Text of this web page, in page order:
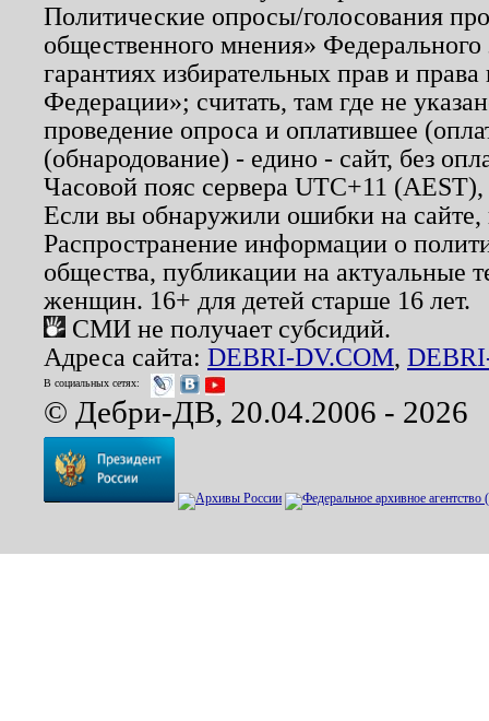
Политические опросы/голосования
общественного мнения»
гарантиях избирательных прав и
Федерации»; считать, там где не
проведение опроса и оплатившее
(обнародование) - едино - сайт, без
Часовой пояс сервера UTC+11
Если вы обнаружили ошибки на
Распространение информации о
общества, публикации на актуальные
женщин. 16+ для детей старше 16 лет.
СМИ не получает субсидий.
Адреса сайта: DEBRI-DV.COM,
В социальных сетях:
© Дебри-ДВ, 20.04.2006 - 2026